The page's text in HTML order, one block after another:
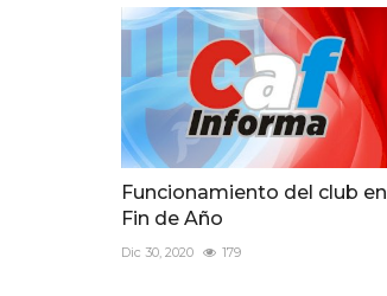
Funcionamiento del club en
Fin de Año
Dic 30, 2020 179